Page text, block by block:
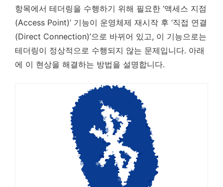
항목에서 테더링을 수행하기 위해 필요한 ‘액세스 지점
(Access Point)’ 기능이 운영체제 재시작 후 ‘직접 연결
(Direct Connection)’으로 바뀌어 있고, 이 기능으로는
테더링이 정상적으로 수행되지 않는 문제입니다. 아래
에 이 현상을 해결하는 방법을 설명합니다.